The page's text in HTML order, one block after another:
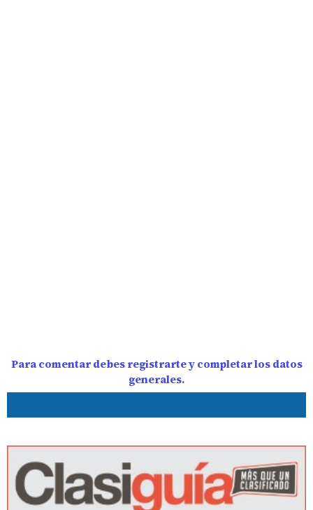
Para comentar debes registrarte y completar los datos
generales.